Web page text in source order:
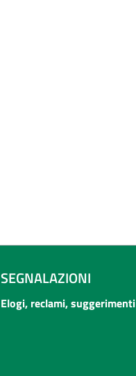
SEGNALAZIONI
Elogi, reclami, suggerimenti